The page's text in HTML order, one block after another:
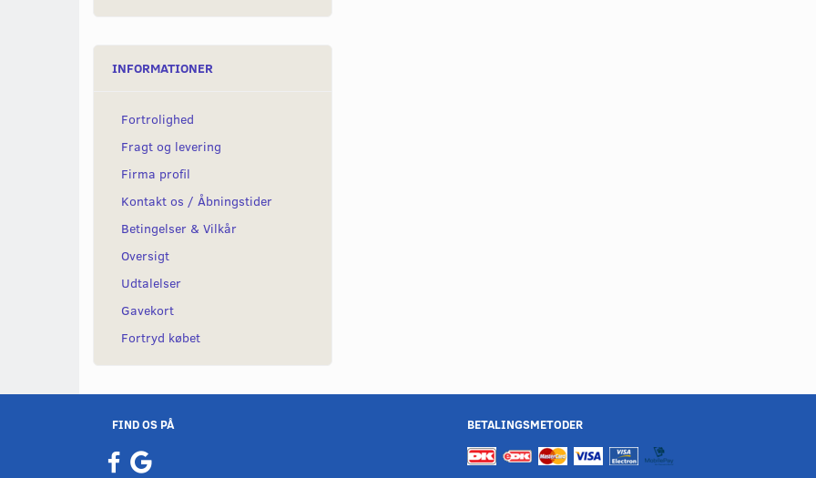
INFORMATIONER
Fortrolighed
Fragt og levering
Firma profil
Kontakt os / Åbningstider
Betingelser & Vilkår
Oversigt
Udtalelser
Gavekort
Fortryd købet
FIND OS PÅ BETALINGSMETODER